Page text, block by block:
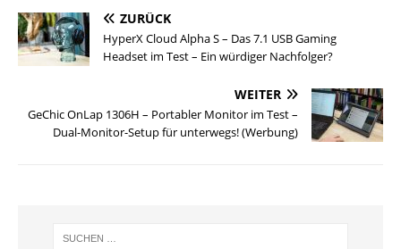
ZURÜCK
HyperX Cloud Alpha S – Das 7.1 USB Gaming
Headset im Test – Ein würdiger Nachfolger?
WEITER
GeChic OnLap 1306H – Portabler Monitor im Test –
Dual-Monitor-Setup für unterwegs! (Werbung)